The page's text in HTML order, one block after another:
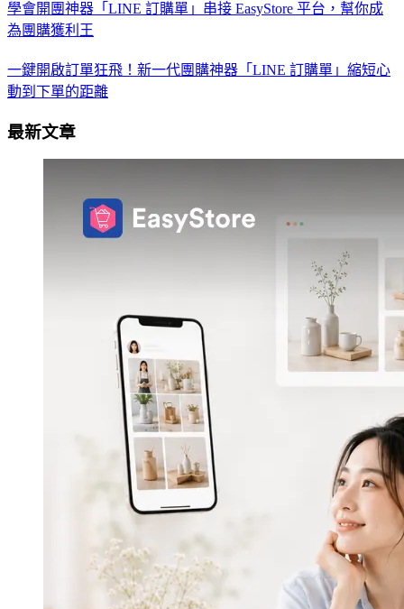
學會開團神器「LINE 訂購單」串接 EasyStore 平台，幫你成
為團購獲利王
一鍵開啟訂單狂飛！新一代團購神器「LINE 訂購單」縮短心
動到下單的距離
最新文章